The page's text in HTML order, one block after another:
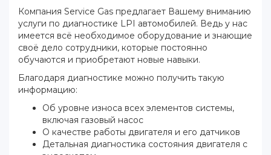
Компания Service Gas предлагает Вашему вниманию
услуги по диагностике LPI автомобилей. Ведь у нас
имеется всё необходимое оборудование и знающие
своё дело сотрудники, которые постоянно
обучаются и приобретают новые навыки.
Благодаря диагностике можно получить такую
информацию:
Об уровне износа всех элементов системы,
включая газовый насос
О качестве работы двигателя и его датчиков
Детальная диагностика состояния двигателя с